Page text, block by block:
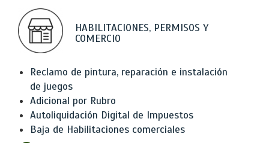
HABILITACIONES, PERMISOS Y
COMERCIO
Reclamo de pintura, reparación e instalación
de juegos
Adicional por Rubro
Autoliquidación Digital de Impuestos
Baja de Habilitaciones comerciales